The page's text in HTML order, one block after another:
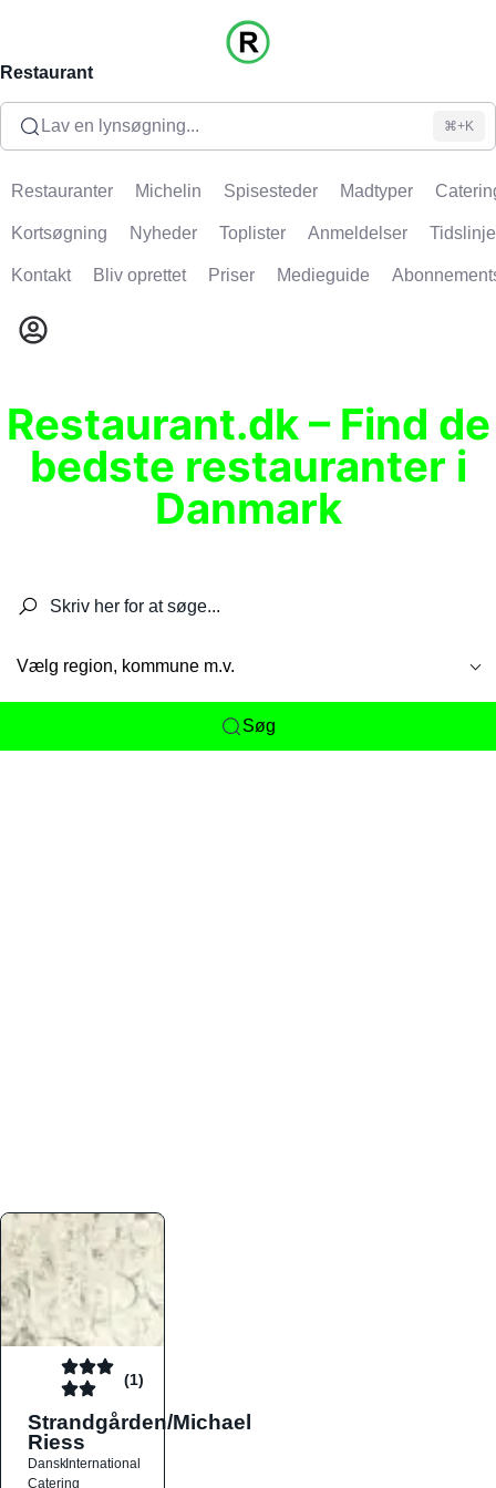
Restaurant
Lav en lynsøgning... ⌘+K
Restauranter Michelin Spisesteder Madtyper
Kortsøgning Nyheder Toplister Anmeldelser Tidslinje
Kontakt Bliv oprettet Priser Medieguide
Restaurant.dk – Find de
bedste restauranter i
Danmark
Vælg region, kommune m.v.
Søg
(1)
Strandgården/Michael
Riess
DanskInternational
Catering